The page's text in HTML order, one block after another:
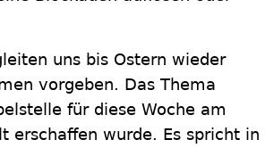
uns bis Ostern wieder
vorgeben. Das Thema
für diese Woche am
erschaffen wurde. Es spricht in